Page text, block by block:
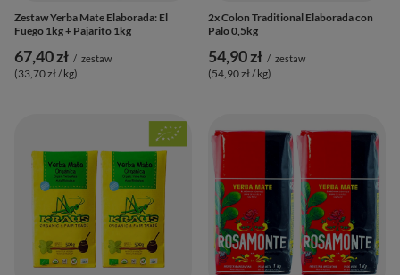
Zestaw Yerba Mate Elaborada: El
Fuego 1kg + Pajarito 1kg
67,40 zł / zestaw
(33,70 zł / kg)
2x Colon Traditional Elaborada con
Palo 0,5kg
54,90 zł / zestaw
(54,90 zł / kg)